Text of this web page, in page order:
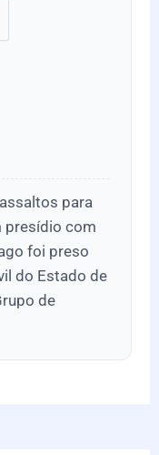
para
presídio com
foi preso
do Estado de
de